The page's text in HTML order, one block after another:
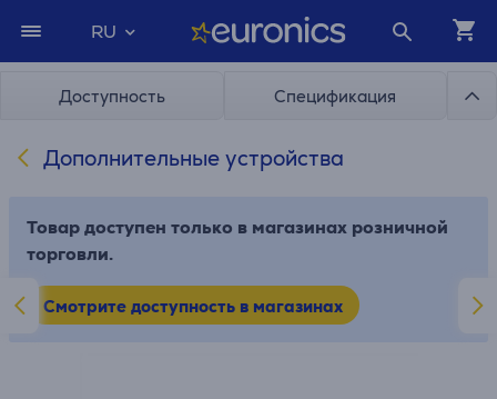
RU
Доступность Спецификация
Дополнительные устройства
Товар доступен только в магазинах розничной
торговли.
Смотрите доступность в магазинах